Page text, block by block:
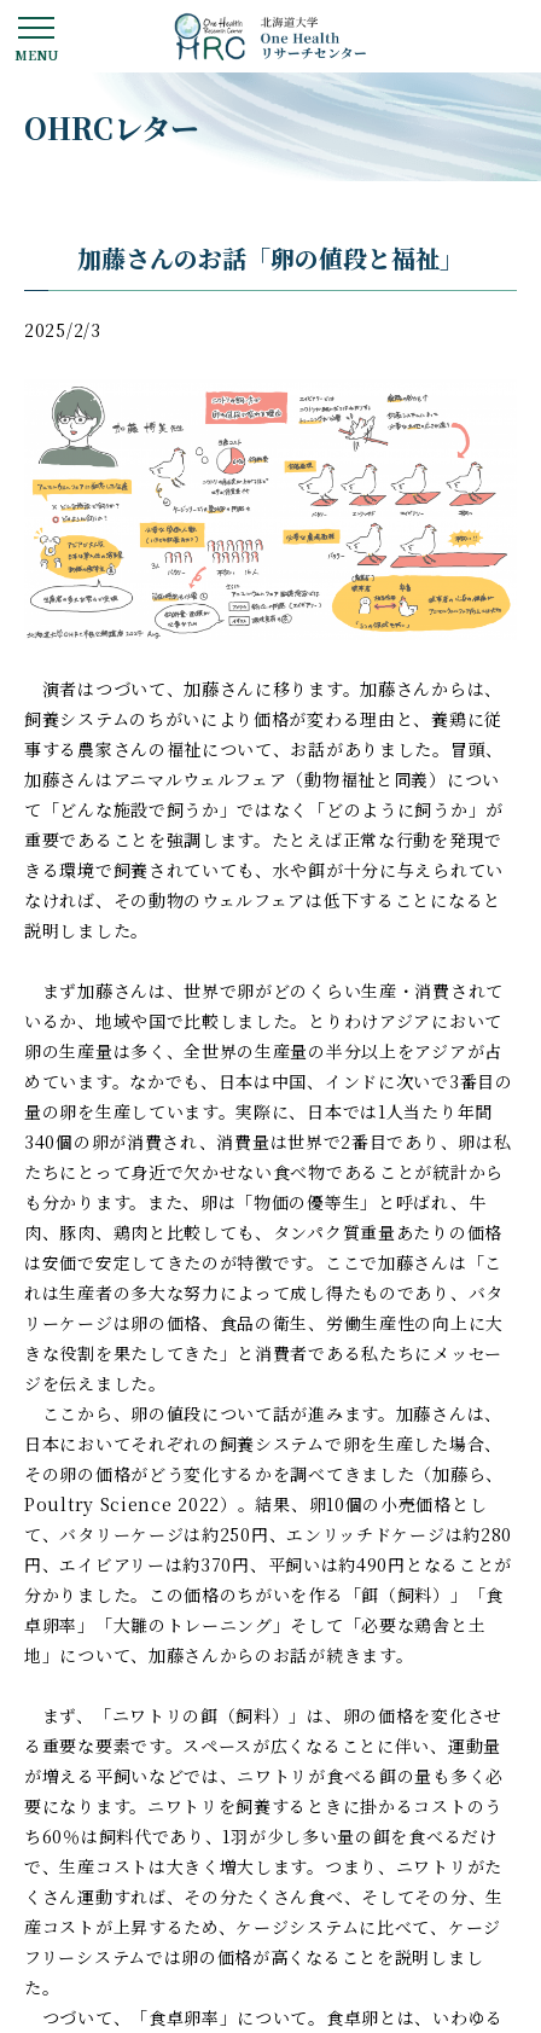
OHRCレター
加藤さんのお話「卵の値段と福祉」
2025/2/3
演者はつづいて、加藤さんに移ります。加藤さんからは、
飼養システムのちがいにより価格が変わる理由と、養鶏に従
事する農家さんの福祉について、お話がありました。冒頭、
加藤さんはアニマルウェルフェア（動物福祉と同義）につい
て「どんな施設で飼うか」ではなく「どのように飼うか」が
重要であることを強調します。たとえば正常な行動を発現で
きる環境で飼養されていても、水や餌が十分に与えられてい
なければ、その動物のウェルフェアは低下することになると
説明しました。
まず加藤さんは、世界で卵がどのくらい生産・消費されて
いるか、地域や国で比較しました。とりわけアジアにおいて
卵の生産量は多く、全世界の生産量の半分以上をアジアが占
めています。なかでも、日本は中国、インドに次いで3番目の
量の卵を生産しています。実際に、日本では1 人当たり年間
340個の卵が消費され、消費量は世界で2番目であり、卵は私
たちにとって身近で欠かせない食べ物であることが統計から
も分かります。また、卵は「物価の優等生」と呼ばれ、牛
肉、豚肉、鶏肉と比較しても、タンパク質重量あたりの価格
は安価で安定してきたのが特徴です。ここで加藤さんは「こ
れは生産者の多大な努力によって成し得たものであり、バタ
リーケージは卵の価格、食品の衛生、労働生産性の向上に大
きな役割を果たしてきた」と消費者である私たちにメッセー
ジを伝えました。
ここから、卵の値段について話が進みます。加藤さんは、
日本においてそれぞれの飼養システムで卵を生産した場合、
その卵の価格がどう変化するかを調べてきました（加藤ら、
Poultry Science 2022）。結果、卵10個の小売価格とし
て、バタリーケージは約250円、エンリッチドケージは約280
円、エイビアリーは約370円、平飼いは約490円となることが
分かりました。この価格のちがいを作る「餌（飼料）」「食
卓卵率」「大雛のトレーニング」そして「必要な鶏舎と土
地」について、加藤さんからのお話が続きます。
まず、「ニワトリの餌（飼料）」は、卵の価格を変化させ
る重要な要素です。スペースが広くなることに伴い、運動量
が増える平飼いなどでは、ニワトリが食べる餌の量も多く必
要になります。ニワトリを飼養するときに掛かるコストのう
ち60％は飼料代であり、 1羽が少し多い量の餌を食べるだけ
で、生産コストは大きく増大します。つまり、ニワトリがた
くさん運動すれば、その分たくさん食べ、そしてその分、生
産コストが上昇するため、ケージシステムに比べて、ケージ
フリーシステムでは卵の価格が高くなることを説明しまし
た。
つづいて、「食卓卵率」について。食卓卵とは、いわゆる